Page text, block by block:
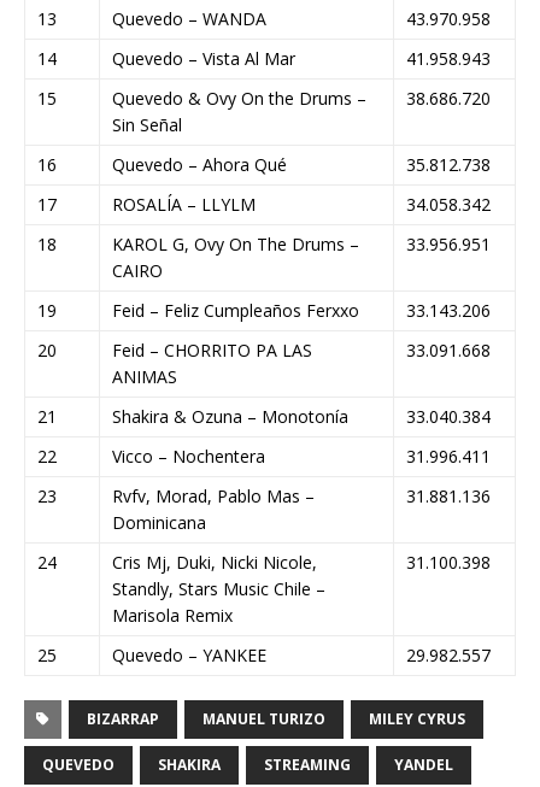
13 Quevedo – WANDA
43.970.958
14
Quevedo – Vista Al Mar
41.958.943
15
Quevedo & Ovy On the Drums –
Sin Señal
38.686.720
16 Quevedo – Ahora Qué
35.812.738
17
ROSALÍA – LLYLM
34.058.342
18
KAROL G, Ovy On The Drums –
CAIRO
33.956.951
19 Feid – Feliz Cumpleaños Ferxxo
33.143.206
20
Feid – CHORRITO PA LAS
ANIMAS
33.091.668
21 Shakira & Ozuna – Monotonía
33.040.384
22
Vicco – Nochentera
31.996.411
23
Rvfv, Morad, Pablo Mas –
Dominicana
31.881.136
24
Cris Mj, Duki, Nicki Nicole,
Standly, Stars Music Chile –
Marisola Remix
31.100.398
25 Quevedo – YANKEE 29.982.557
BIZARRAP MANUEL TURIZO MILEY CYRUS
QUEVEDO SHAKIRA STREAMING YANDEL